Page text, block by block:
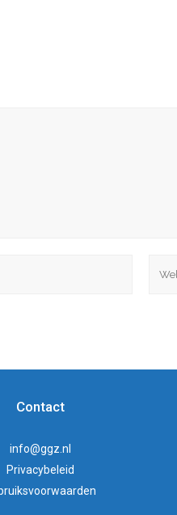
Contact
info@ggz.nl
Privacybeleid